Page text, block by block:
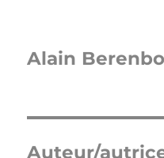
Alain
Auteur/